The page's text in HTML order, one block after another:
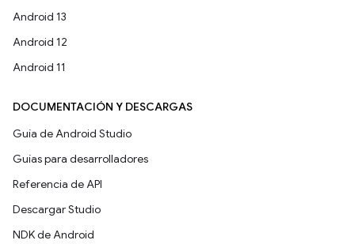
Android 13
Android 12
Android 11
DOCUMENTACIÓN Y DESCARGAS
Guía de Android Studio
Guías para desarrolladores
Referencia de API
Descargar Studio
NDK de Android